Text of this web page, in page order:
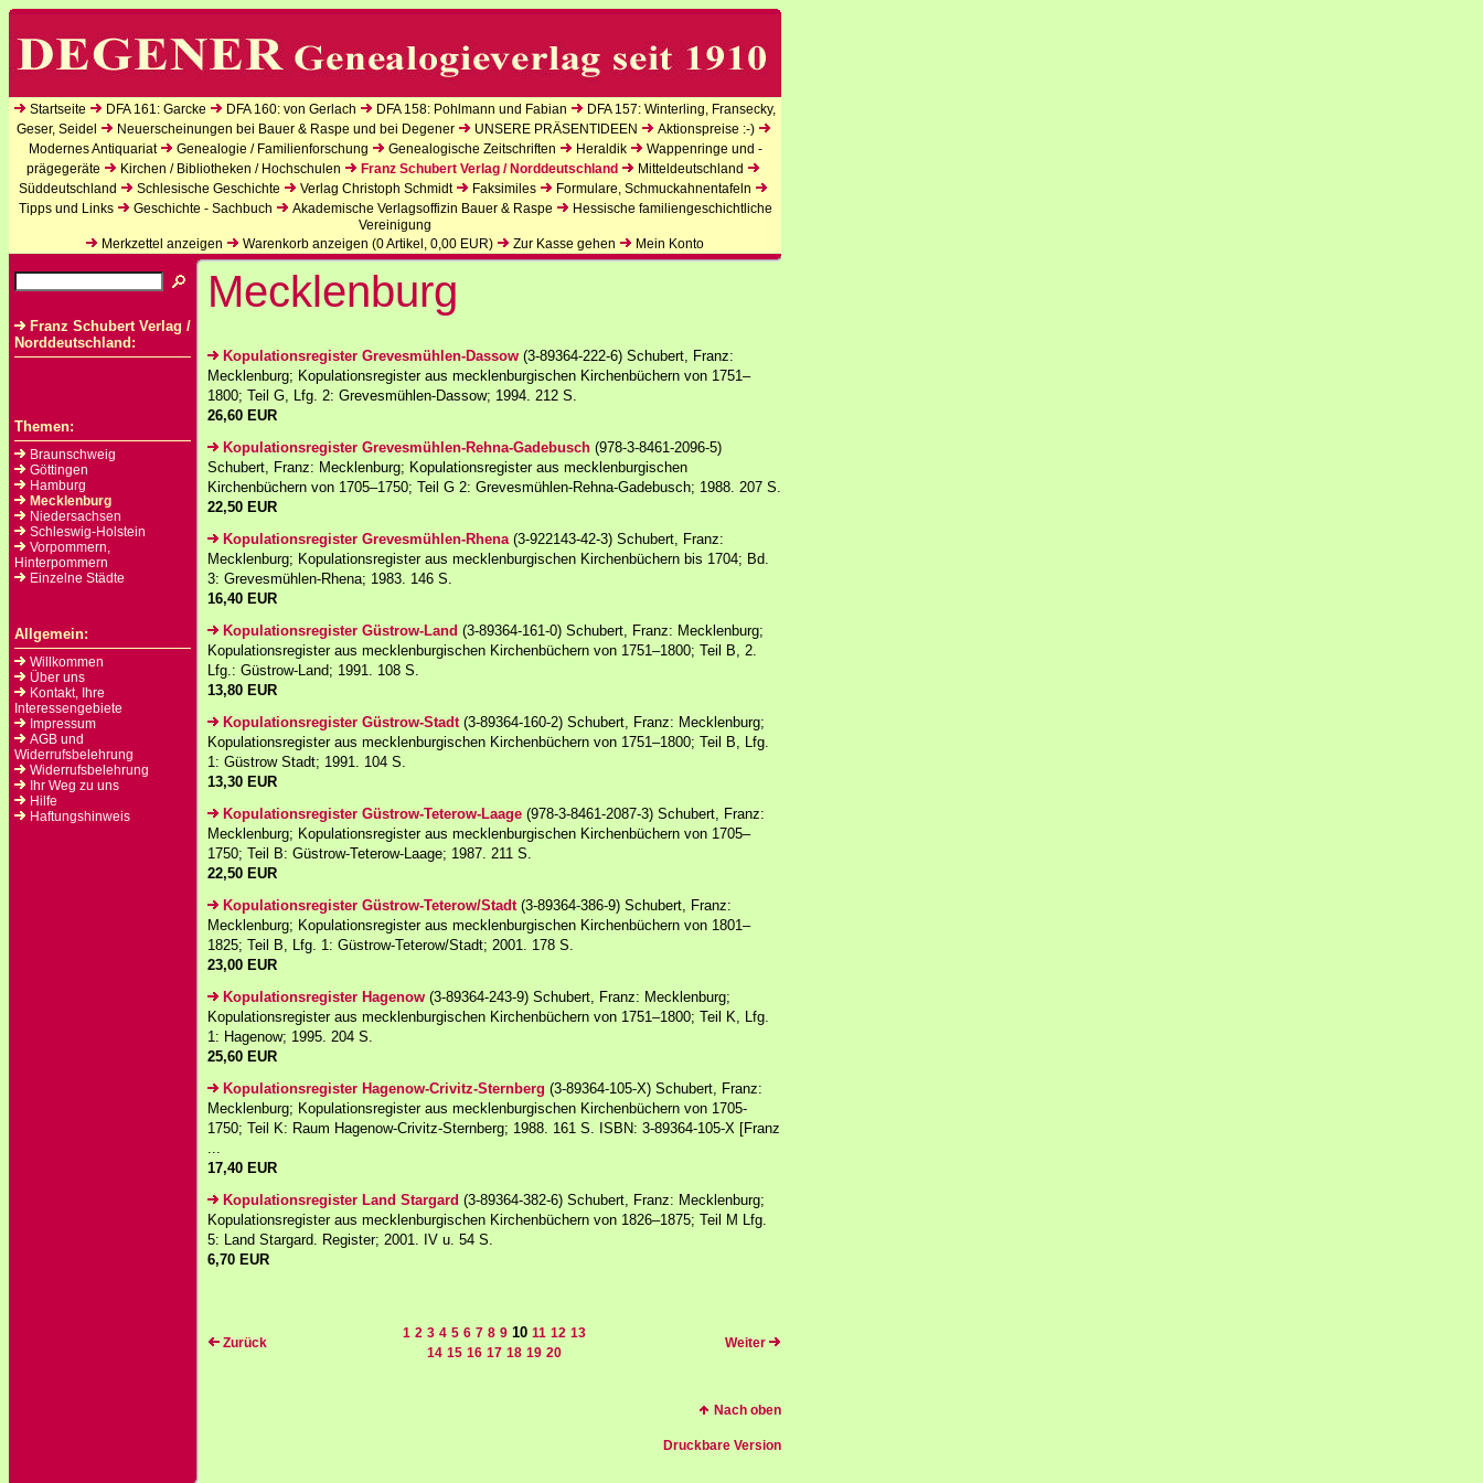
Startseite DFA 161: Garcke DFA 160: von Gerlach DFA 158: Pohlmann und Fabian
DFA 157: Winterling, Fransecky,
Geser, Seidel
Neuerscheinungen bei Bauer & Raspe und bei Degener UNSERE PRÄSENTIDEEN
Aktionspreise :-)
Modernes Antiquariat
Genealogie / Familienforschung Genealogische Zeitschriften Heraldik
Wappenringe und -
prägegeräte
Kirchen / Bibliotheken / Hochschulen Franz Schubert Verlag / Norddeutschland
Mitteldeutschland
Süddeutschland
Schlesische Geschichte Verlag Christoph Schmidt Faksimiles
Formulare, Schmuckahnentafeln
Tipps und Links
Geschichte - Sachbuch Akademische Verlagsoffizin Bauer & Raspe
Hessische familiengeschichtliche
Vereinigung
Merkzettel anzeigen
Warenkorb anzeigen (0Artikel, 0,00 EUR) Zur Kasse gehen Mein Konto
Franz Schubert Verlag /
Norddeutschland:
Themen:
Braunschweig
Göttingen
Hamburg
Mecklenburg
Niedersachsen
Schleswig-Holstein
Vorpommern,
Hinterpommern
Einzelne Städte
Allgemein:
Willkommen
Über uns
Kontakt, Ihre
Interessengebiete
Impressum
AGB und
Widerrufsbelehrung
Widerrufsbelehrung
Ihr Weg zu uns
Hilfe
Haftungshinweis
Mecklenburg
Kopulationsregister Grevesmühlen-Dassow (3-89364-222-6) Schubert, Franz:
Mecklenburg; Kopulationsregister aus mecklenburgischen Kirchenbüchern von 1751–
1800; Teil G, Lfg. 2: Grevesmühlen-Dassow; 1994. 212 S.
26,60 EUR
Kopulationsregister Grevesmühlen-Rehna-Gadebusch (978-3-8461-2096-5)
Schubert, Franz: Mecklenburg; Kopulationsregister aus mecklenburgischen
Kirchenbüchern von 1705–1750; Teil G 2: Grevesmühlen-Rehna-Gadebusch; 1988. 207 S.
22,50 EUR
Kopulationsregister Grevesmühlen-Rhena(3-922143-42-3) Schubert, Franz:
Mecklenburg; Kopulationsregister aus mecklenburgischen Kirchenbüchern bis 1704; Bd.
3: Grevesmühlen-Rhena; 1983. 146 S.
16,40 EUR
Kopulationsregister Güstrow-Land (3-89364-161-0) Schubert, Franz: Mecklenburg;
Kopulationsregister aus mecklenburgischen Kirchenbüchern von 1751–1800; Teil B, 2.
Lfg.: Güstrow-Land; 1991. 108 S.
13,80 EUR
Kopulationsregister Güstrow-Stadt(3-89364-160-2) Schubert, Franz: Mecklenburg;
Kopulationsregister aus mecklenburgischen Kirchenbüchern von 1751–1800; Teil B, Lfg.
1: Güstrow Stadt; 1991. 104 S.
13,30 EUR
Kopulationsregister Güstrow-Teterow-Laage (978-3-8461-2087-3) Schubert, Franz:
Mecklenburg; Kopulationsregister aus mecklenburgischen Kirchenbüchern von 1705–
1750; Teil B: Güstrow-Teterow-Laage; 1987. 211 S.
22,50 EUR
Kopulationsregister Güstrow-Teterow/Stadt(3-89364-386-9) Schubert, Franz:
Mecklenburg; Kopulationsregister aus mecklenburgischen Kirchenbüchern von 1801–
1825; Teil B, Lfg. 1: Güstrow-Teterow/Stadt; 2001. 178 S.
23,00 EUR
Kopulationsregister Hagenow (3-89364-243-9) Schubert, Franz: Mecklenburg;
Kopulationsregister aus mecklenburgischen Kirchenbüchern von 1751–1800; Teil K, Lfg.
1: Hagenow; 1995. 204 S.
25,60 EUR
Kopulationsregister Hagenow-Crivitz-Sternberg (3-89364-105-X) Schubert, Franz:
Mecklenburg; Kopulationsregister aus mecklenburgischen Kirchenbüchern von 1705-
1750; Teil K: Raum Hagenow-Crivitz-Sternberg; 1988. 161 S. ISBN: 3-89364-105-X [Franz
...
17,40 EUR
Kopulationsregister Land Stargard (3-89364-382-6) Schubert, Franz: Mecklenburg;
Kopulationsregister aus mecklenburgischen Kirchenbüchern von 1826–1875; Teil M Lfg.
5: Land Stargard. Register; 2001. IV u. 54 S.
6,70 EUR
Zurück
1 2 3 4 5 6 7 8 9 10 11 12 13
14 15 16 17 18 19 20
Weiter
Nach oben
Druckbare Version